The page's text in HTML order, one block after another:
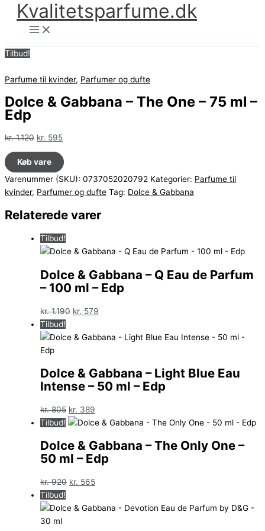
Kvalitetsparfume.dk
Tilbud!
Parfume til kvinder, Parfumer og dufte
Dolce & Gabbana – The One – 75 ml –
Edp
kr.1.120 Den
oprindelige
pris
var:
kr. 1.120.
kr. 595Den
pris
er:
kr. 595.
Køb vare
Varenummer (SKU): 0737052020792 Kategorier: Parfume til
kvinder, Parfumer og dufte Tag: Dolce & Gabbana
Relaterede varer
Tilbud!
Dolce & Gabbana – Q Eau de Parfum
– 100 ml – Edp
kr.1.190 Den
pris
kr. 579
pris
Tilbud!
Dolce & Gabbana – Light Blue Eau
Intense – 50 ml – Edp
kr.805 Den
oprindelige
var:
kr. 805.
kr. 389
aktuelle
er:
kr. 389.
Tilbud!
Dolce & Gabbana – The Only One –
50 ml – Edp
kr.920 Den
pris
kr. 565Den
pris
Tilbud!